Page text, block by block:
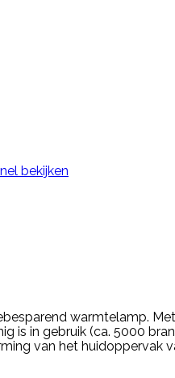
bekijken
warmtelamp.
is in gebruik (ca. 5000
van het huidoppervak